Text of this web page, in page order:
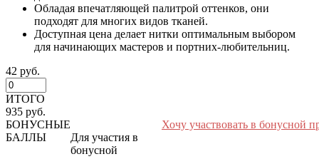
Обладая впечатляющей палитрой оттенков, они
подходят для многих видов тканей.
Доступная цена делает нитки оптимальным выбором
для начинающих мастеров и портних-любительниц.
42 руб.
ИТОГО
935 руб.
БОНУСНЫЕ
БАЛЛЫ
Для участия в
бонусной
Хочу участвовать в бонусной